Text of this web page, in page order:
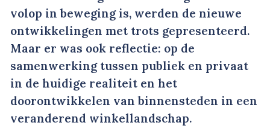
volop in beweging is, werden de nieuwe
ontwikkelingen met trots gepresenteerd.
Maar er was ook reflectie: op de
samenwerking tussen publiek en privaat
in de huidige realiteit en het
doorontwikkelen van binnensteden in een
veranderend winkellandschap.